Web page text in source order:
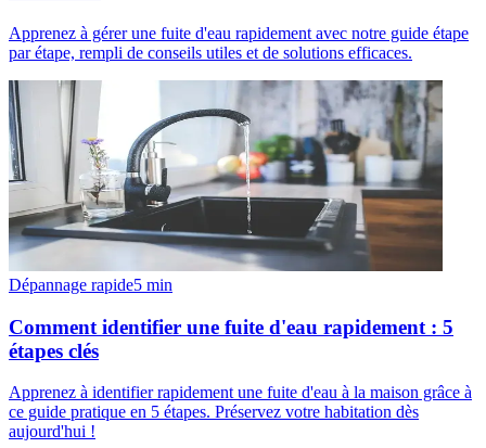
Apprenez à gérer une fuite d'eau rapidement avec notre guide étape
par étape, rempli de conseils utiles et de solutions efficaces.
Dépannage rapide5 min
Comment identifier une fuite d'eau rapidement : 5
étapes clés
Apprenez à identifier rapidement une fuite d'eau à la maison grâce à
ce guide pratique en 5 étapes. Préservez votre habitation dès
aujourd'hui !